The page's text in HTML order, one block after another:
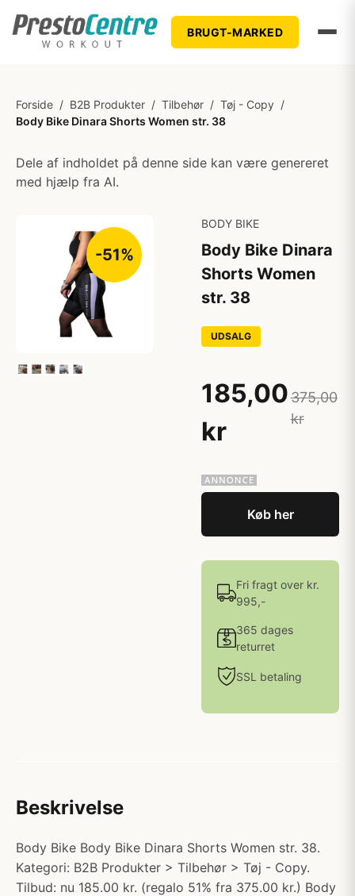
BRUGT-MARKED
Forside / B2B Produkter / Tilbehør / Tøj - Copy /
Body Bike Dinara Shorts Women str. 38
Dele af indholdet på denne side kan være genereret
med hjælp fra AI.
-51%
BODY BIKE
Body Bike Dinara
Shorts Women
str. 38
UDSALG
185,00
kr
375,00
kr
Køb her
Fri fragt over kr.
995,-
365 dages
returret
SSL betaling
Beskrivelse
Body Bike Body Bike Dinara Shorts Women str. 38.
Kategori: B2B Produkter > Tilbehør > Tøj - Copy.
Tilbud: nu 185.00 kr. (regalo 51% fra 375.00 kr.) Body